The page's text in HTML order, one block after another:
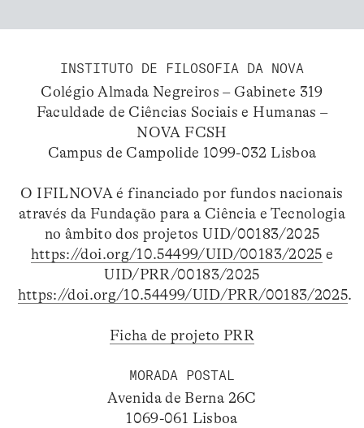
INSTITUTO DE FILOSOFIA DA NOVA
Colégio Almada Negreiros – Gabinete 319
Faculdade de Ciências Sociais e Humanas –
NOVA FCSH
Campus de Campolide 1099-032 Lisboa
O IFILNOVA é financiado por fundos nacionais
através da Fundação para a Ciência e Tecnologia
no âmbito dos projetos UID/00183/2025
https://doi.org/10.54499/UID/00183/2025 e
UID/PRR/00183/2025
https://doi.org/10.54499/UID/PRR/00183/2025.
Ficha de projeto PRR
MORADA POSTAL
Avenida de Berna 26C
1069-061 Lisboa